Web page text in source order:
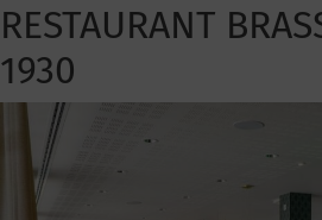
RESTAURANT
1930